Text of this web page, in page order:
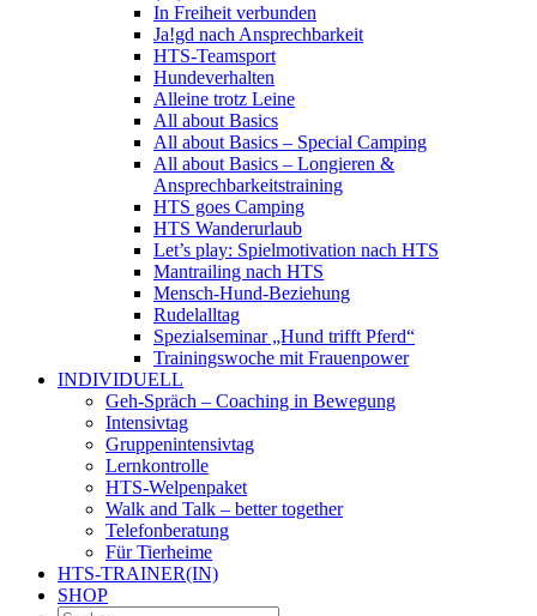
In Freiheit verbunden
Ja!gd nach Ansprechbarkeit
HTS-Teamsport
Hundeverhalten
Alleine trotz Leine
All about Basics
All about Basics – Special Camping
All about Basics – Longieren &
Ansprechbarkeitstraining
HTS goes Camping
HTS Wanderurlaub
Let’s play: Spielmotivation nach HTS
Mantrailing nach HTS
Mensch-Hund-Beziehung
Rudelalltag
Spezialseminar „Hund trifft Pferd“
Trainingswoche mit Frauenpower
INDIVIDUELL
Geh-Spräch – Coaching in Bewegung
Intensivtag
Gruppenintensivtag
Lernkontrolle
HTS-Welpenpaket
Walk and Talk – better together
Telefonberatung
Für Tierheime
HTS-TRAINER(IN)
SHOP